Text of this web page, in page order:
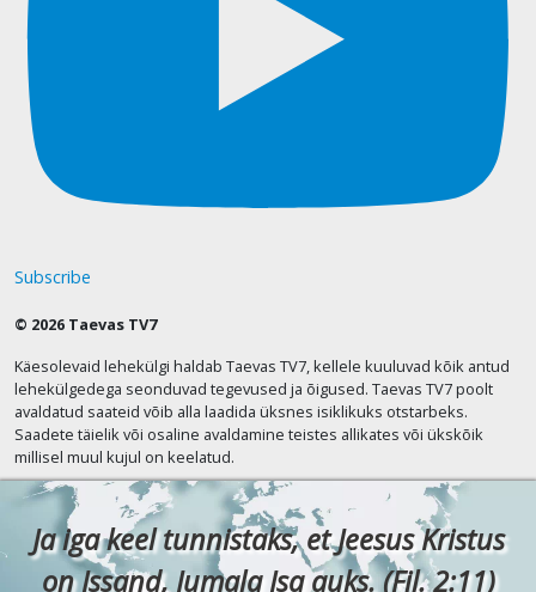
Subscribe
© 2026 Taevas TV7
Käesolevaid lehekülgi haldab Taevas TV7, kellele kuuluvad kõik antud
lehekülgedega seonduvad tegevused ja õigused. Taevas TV7 poolt
avaldatud saateid võib alla laadida üksnes isiklikuks otstarbeks.
Saadete täielik või osaline avaldamine teistes allikates või ükskõik
millisel muul kujul on keelatud.
Ja iga keel tunnistaks, et Jeesus Kristus
on Issand, Jumala Isa auks. (Fil. 2:11)